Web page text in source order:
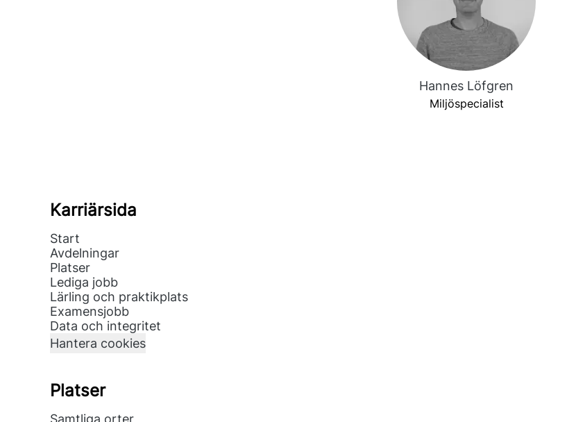
Hannes Löfgren
Miljöspecialist
Karriärsida
Start
Avdelningar
Platser
Lediga jobb
Lärling och praktikplats
Examensjobb
Data och integritet
Hantera cookies
Platser
Samtliga orter